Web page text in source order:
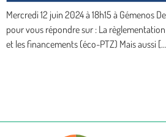
Mercredi 12 juin 2024 à 18h15 à Gémenos
pour vous répondre sur : La
et les financements (éco-PTZ) Mais aussi